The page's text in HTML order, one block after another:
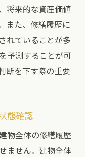
将来的な資産価値
また、修繕履歴に
れていることが多
予測することが可
断を下す際の重要
態確認
物全体の修繕履歴
ません。建物全体